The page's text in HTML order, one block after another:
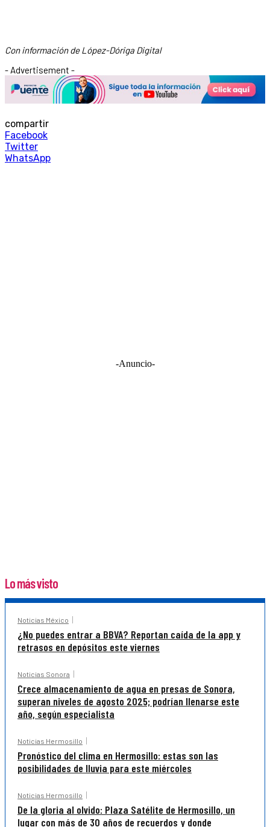
Con información de López-Dóriga Digital
- Advertisement -
compartir
Facebook
Twitter
WhatsApp
-Anuncio-
Lo más visto
Noticias México
¿No puedes entrar a BBVA? Reportan caída de la app y
retrasos en depósitos este viernes
Noticias Sonora
Crece almacenamiento de agua en presas de Sonora,
superan niveles de agosto 2025; podrían llenarse este
año, según especialista
Noticias Hermosillo
Pronóstico del clima en Hermosillo: estas son las
posibilidades de lluvia para este miércoles
Noticias Hermosillo
De la gloria al olvido: Plaza Satélite de Hermosillo, un
lugar con más de 30 años de recuerdos y donde